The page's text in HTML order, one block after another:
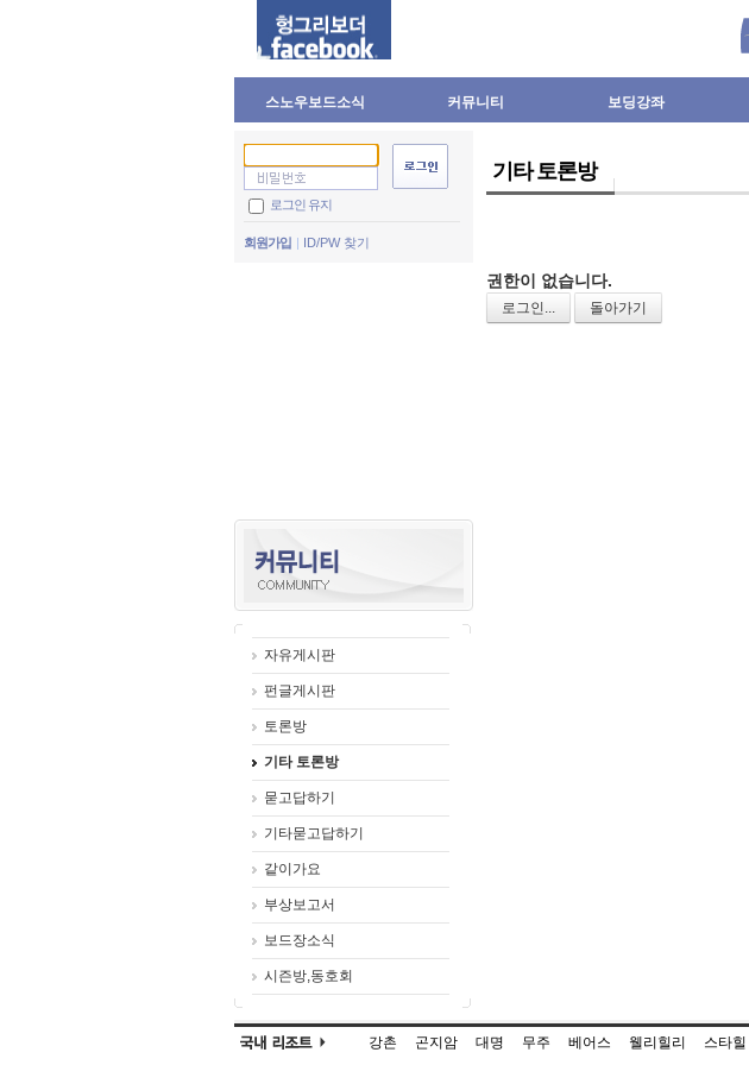
스노우보드소식 커뮤니티 보딩강좌
로그인 유지
회원가입 ID/PW 찾기
자유게시판
펀글게시판
토론방
기타 토론방
묻고답하기
기타묻고답하기
같이가요
부상보고서
보드장소식
시즌방,동호회
기타 토론방
권한이 없습니다.
로그인... 돌아가기
강촌 곤지암 대명 무주 베어스 웰리힐리 스타힐